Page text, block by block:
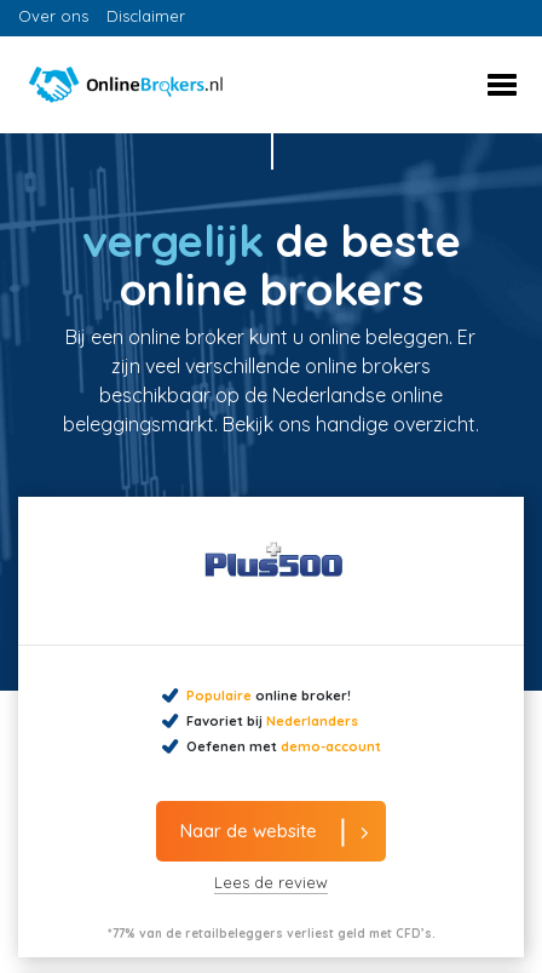
Over ons Disclaimer
vergelijk de beste
online brokers
Bij een online broker kunt u online beleggen. Er
zijn veel verschillende online brokers
beschikbaar op de Nederlandse online
beleggingsmarkt. Bekijk ons handige overzicht.
Populaireonline broker!
Favoriet bij Nederlanders
Oefenen met demo-account
Naar de website
Lees de review
*77% van de retailbeleggers verliest geld met CFD’s.